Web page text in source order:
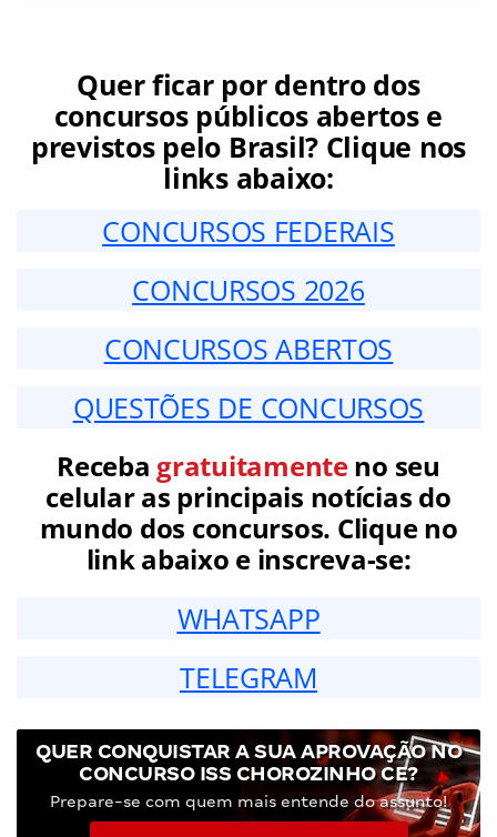
Quer ficar por dentro dos
concursos públicos abertos e
previstos pelo Brasil? Clique nos
links abaixo:
CONCURSOS FEDERAIS
CONCURSOS 2026
CONCURSOS ABERTOS
QUESTÕES DE CONCURSOS
Receba gratuitamenteno seu
celular as principais notícias do
mundo dos concursos. Clique no
link abaixo e inscreva-se:
WHATSAPP
TELEGRAM
QUER CONQUISTAR A SUA APROVAÇÃO NO
CONCURSO ISS CHOROZINHO CE?
Prepare-se com quem mais entende do assunto!